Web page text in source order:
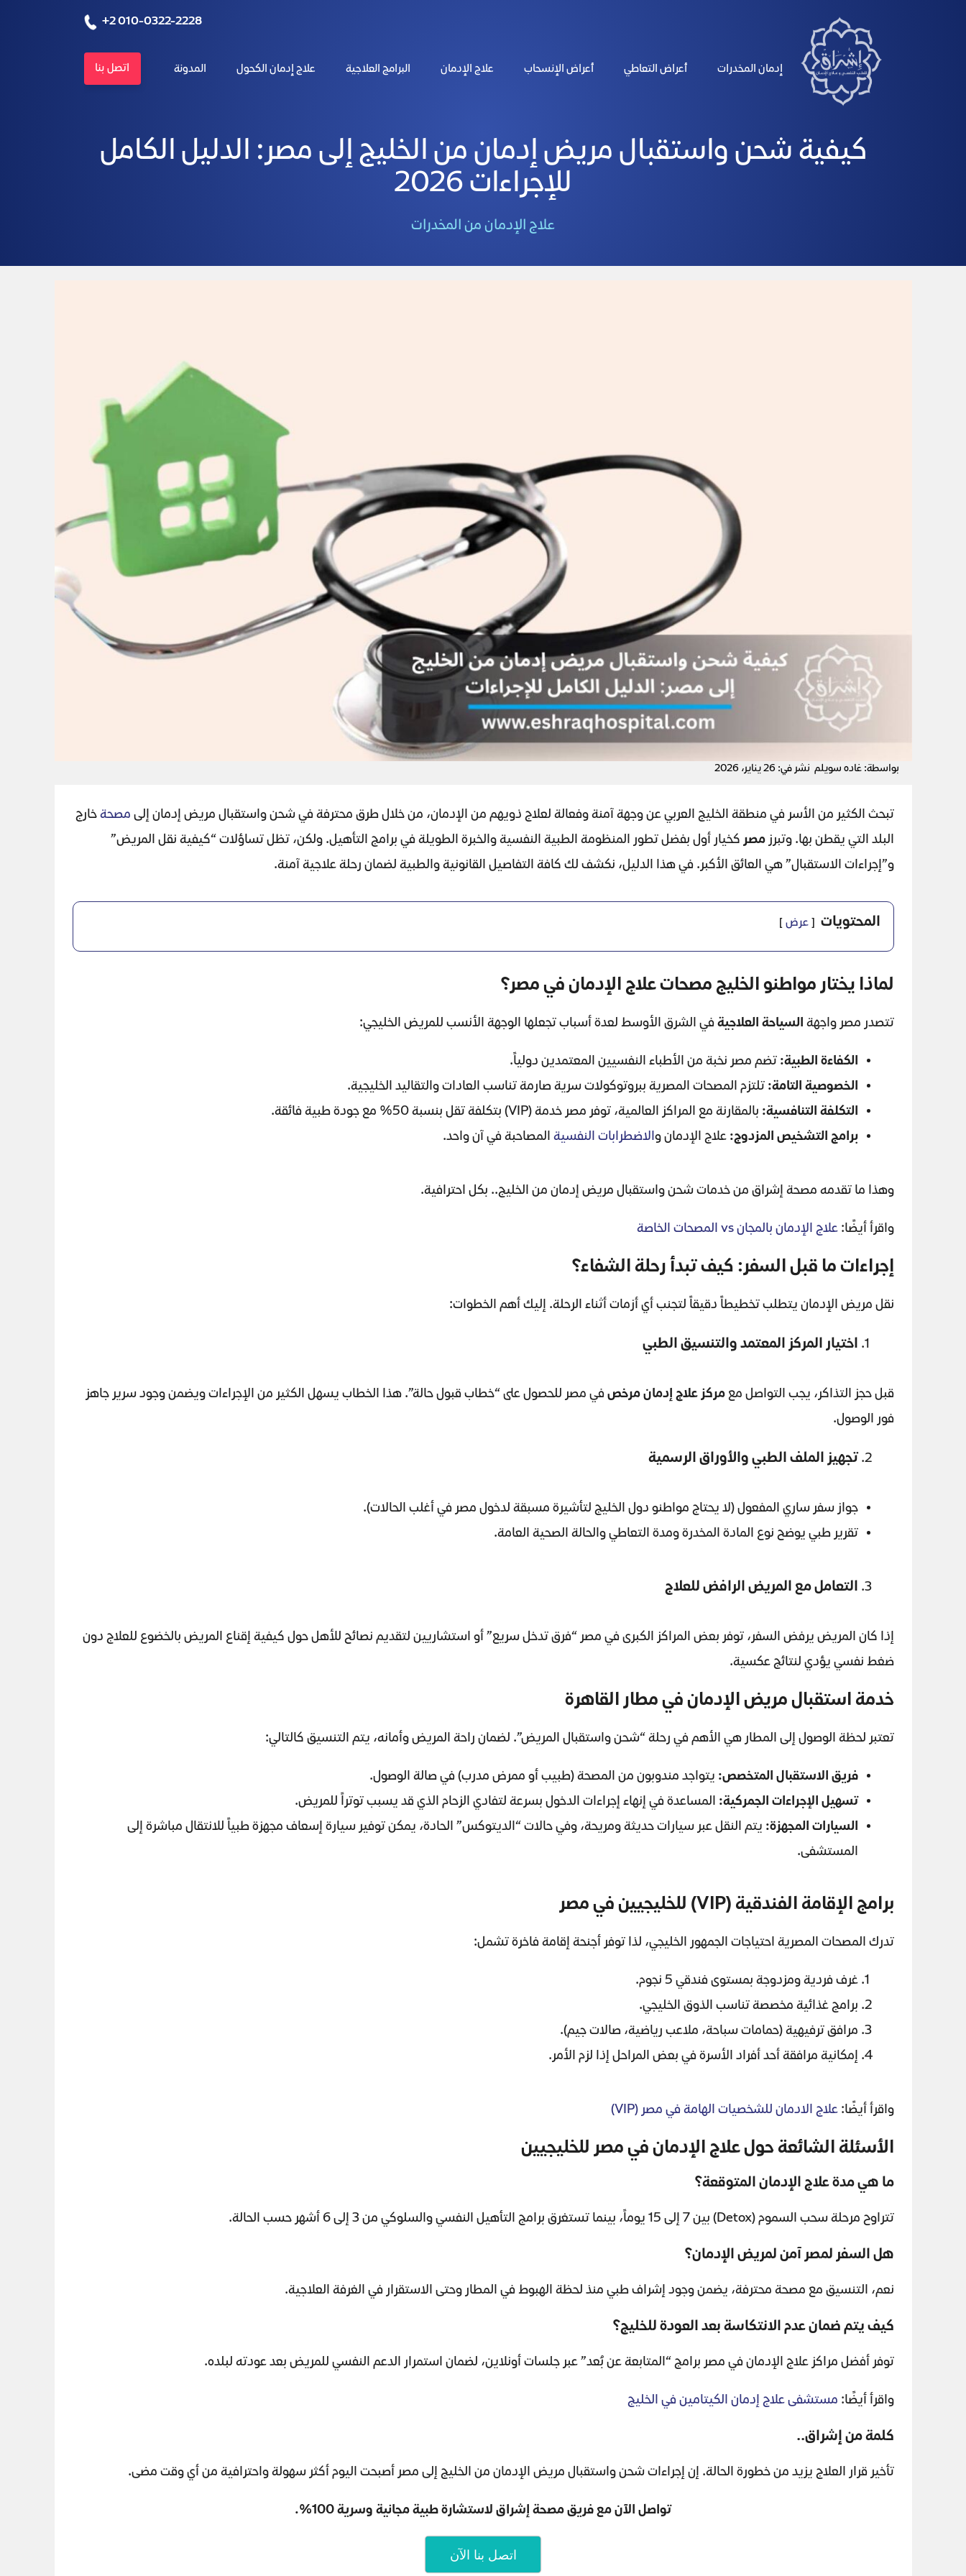
+2 010-0322-2228
الرئيسية إدمان المخدرات أعراض التعاطي أعراض الإنسحاب علاج الإدمان البرامج العلاجية علاج إدمان الكحول المدونة اتصل بنا
كيفية شحن واستقبال مريض إدمان من الخليج إلى مصر: الدليل الكامل
للإجراءات 2026
علاج الإدمان من المخدرات
بواسطة: غاده سويلم نشر في: 26 يناير، 2026
تبحث الكثير من الأسر في منطقة الخليج العربي عن وجهة آمنة وفعالة لعلاج ذويهم من الإدمان، من خلال طرق محترفة في شحن واستقبال مريض إدمان إلى مصحةخارج
البلد التي يقطن بها. وتبرزمصر كخيار أول بفضل تطور المنظومة الطبية النفسية والخبرة الطويلة في برامج التأهيل. ولكن، تظل تساؤلات “كيفية نقل المريض”
و”إجراءات الاستقبال” هي العائق الأكبر. في هذا الدليل، نكشف لك كافة التفاصيل القانونية والطبية لضمان رحلة علاجية آمنة.
المحتويات عرض
لماذا يختار مواطنو الخليج مصحات علاج الإدمان في مصر؟
تتصدر مصر واجهة السياحة العلاجيةفي الشرق الأوسط لعدة أسباب تجعلها الوجهة الأنسب للمريض الخليجي:
الكفاءة الطبية: تضم مصر نخبة من الأطباء النفسيين المعتمدين دولياً.
الخصوصية التامة: تلتزم المصحات المصرية ببروتوكولات سرية صارمة تناسب العادات والتقاليد الخليجية.
التكلفة التنافسية: بالمقارنة مع المراكز العالمية، توفر مصر خدمة (VIP) بتكلفة تقل بنسبة 50% مع جودة طبية فائقة.
برامج التشخيص المزدوج: علاج الإدمان والاضطرابات النفسية المصاحبة في آن واحد.
وهذا ما تقدمه مصحة إشراق من خدمات شحن واستقبال مريض إدمان من الخليج.. بكل احترافية.
واقرأ أيضًا:علاج الإدمان بالمجان vs المصحات الخاصة
إجراءات ما قبل السفر: كيف تبدأ رحلة الشفاء؟
نقل مريض الإدمان يتطلب تخطيطاً دقيقاً لتجنب أي أزمات أثناء الرحلة. إليك أهم الخطوات:
اختيار المركز المعتمد والتنسيق الطبي
قبل حجز التذاكر، يجب التواصل معمركز علاج إدمان مرخصفي مصر للحصول على “خطاب قبول حالة”. هذا الخطاب يسهل الكثير من الإجراءات ويضمن وجود سرير جاهز
فور الوصول.
تجهيز الملف الطبي والأوراق الرسمية
جواز سفر ساري المفعول (لا يحتاج مواطنو دول الخليج لتأشيرة مسبقة لدخول مصر في أغلب الحالات).
تقرير طبي يوضح نوع المادة المخدرة ومدة التعاطي والحالة الصحية العامة.
التعامل مع المريض الرافض للعلاج
إذا كان المريض يرفض السفر، توفر بعض المراكز الكبرى في مصر “فرق تدخل سريع” أو استشاريين لتقديم نصائح للأهل حول كيفية إقناع المريض بالخضوع للعلاج دون
ضغط نفسي يؤدي لنتائج عكسية.
خدمة استقبال مريض الإدمان في مطار القاهرة
تعتبر لحظة الوصول إلى المطار هي الأهم في رحلة “شحن واستقبال المريض”. لضمان راحة المريض وأمانه، يتم التنسيق كالتالي:
فريق الاستقبال المتخصص: يتواجد مندوبون من المصحة (طبيب أو ممرض مدرب) في صالة الوصول.
تسهيل الإجراءات الجمركية: المساعدة في إنهاء إجراءات الدخول بسرعة لتفادي الزحام الذي قد يسبب توتراً للمريض.
السيارات المجهزة: يتم النقل عبر سيارات حديثة ومريحة، وفي حالات “الديتوكس” الحادة، يمكن توفير سيارة إسعاف مجهزة طبياً للانتقال مباشرة إلى
المستشفى.
برامج الإقامة الفندقية (VIP) للخليجيين في مصر
تدرك المصحات المصرية احتياجات الجمهور الخليجي، لذا توفر أجنحة إقامة فاخرة تشمل:
غرف فردية ومزدوجة بمستوى فندقي 5 نجوم.
برامج غذائية مخصصة تناسب الذوق الخليجي.
مرافق ترفيهية (حمامات سباحة، ملاعب رياضية، صالات جيم).
إمكانية مرافقة أحد أفراد الأسرة في بعض المراحل إذا لزم الأمر.
واقرأ أيضًا:علاج الادمان للشخصيات الهامة في مصر (VIP)
الأسئلة الشائعة حول علاج الإدمان في مصر للخليجيين
ما هي مدة علاج الإدمان المتوقعة؟
تتراوح مرحلة سحب السموم (Detox) بين 7 إلى 15 يوماً، بينما تستغرق برامج التأهيل النفسي والسلوكي من 3 إلى 6 أشهر حسب الحالة.
هل السفر لمصر آمن لمريض الإدمان؟
نعم، التنسيق مع مصحة محترفة، يضمن وجود إشراف طبي منذ لحظة الهبوط في المطار وحتى الاستقرار في الغرفة العلاجية.
كيف يتم ضمان عدم الانتكاسة بعد العودة للخليج؟
توفر أفضل مراكز علاج الإدمان في مصر برامج “المتابعة عن بُعد” عبر جلسات أونلاين، لضمان استمرار الدعم النفسي للمريض بعد عودته لبلده.
واقرأ أيضًا: مستشفى علاج إدمان الكيتامين في الخليج
كلمة من إشراق..
تأخير قرار العلاج يزيد من خطورة الحالة. إن إجراءات شحن واستقبال مريض الإدمان من الخليج إلى مصر أصبحت اليوم أكثر سهولة واحترافية من أي وقت مضى.
تواصل الآن مع فريق مصحة إشراق لاستشارة طبية مجانية وسرية 100 %.
اتصل بنا الآن